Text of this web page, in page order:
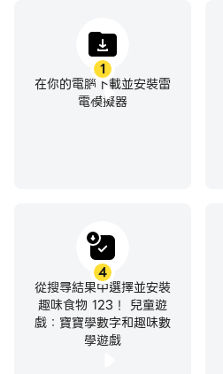
1
在你的電腦下載並安裝雷
電模擬器
4
從搜尋結果中選擇並安裝
趣味食物 123！ 兒童遊
戲：寶寶學數字和趣味數
學遊戲